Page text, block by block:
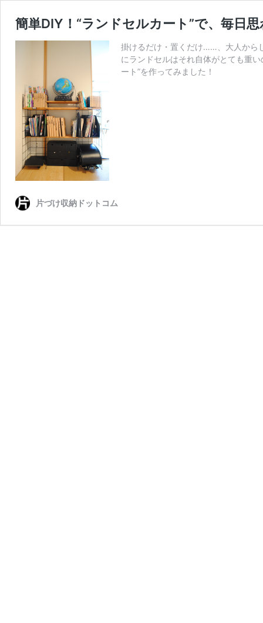
簡単DIY！“ランドセルカート”で、毎日
掛けるだけ・置くだけ……、大人から
にランドセルはそれ自体がとても重
ート”を作ってみました！
片づけ収納ドットコム